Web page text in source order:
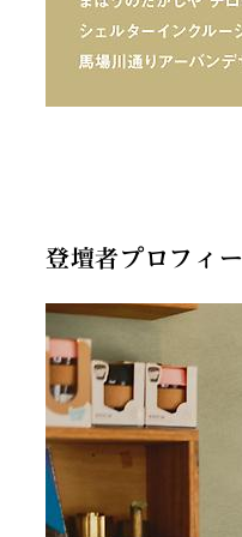
登壇者プロフィ